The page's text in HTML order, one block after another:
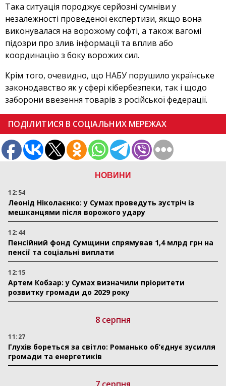
НОВИНИ
12:54
Леонід Ніколаєнко: у Сумах проведуть зустріч із
мешканцями після ворожого удару
12:44
Пенсійний фонд Сумщини спрямував 1,4 млрд грн на
пенсії та соціальні виплати
12:15
Артем Кобзар: у Сумах визначили пріоритети
розвитку громади до 2029 року
8 серпня
11:27
Глухів бореться за світло: Романько об’єднує зусилля
громади та енергетиків
Така ситуація породжує серйозні сумніви у
незалежності проведеної експертизи, якщо вона
виконувалася на ворожому софті, а також вагомі
підозри про злив інформації та вплив або
координацію з боку ворожих сил.
Крім того, очевидно, що НАБУ порушило українське
законодавство як у сфері кібербезпеки, так і щодо
заборони ввезення товарів з російської федерації.
ПОДІЛИТИСЯ В СОЦІАЛЬНИХ МЕРЕЖАХ